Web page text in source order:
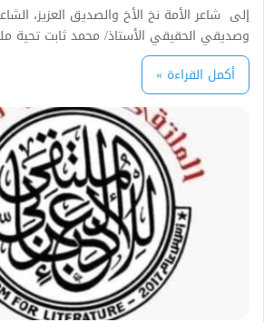
إلى شاعر الأمة نخ الأخ والصديق العزيز،
وصديقي الحقيقي الأستاذ/ محمد ثابت تحية
أكمل القراءة »